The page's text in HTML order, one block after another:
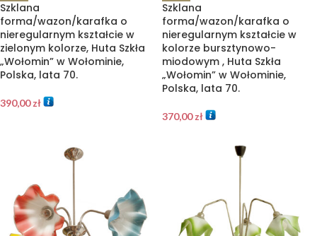
Szklana
forma/wazon/karafka o
nieregularnym kształcie w
zielonym kolorze, Huta Szkła
„Wołomin” w Wołominie,
Polska, lata 70.
390,00zł
Szklana
forma/wazon/karafka o
nieregularnym kształcie w
kolorze bursztynowo-
miodowym , Huta Szkła
„Wołomin” w Wołominie,
Polska, lata 70.
370,00zł